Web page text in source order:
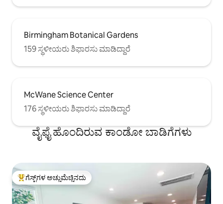
Birmingham Botanical Gardens
159 ಸ್ಥಳೀಯರು ಶಿಫಾರಸು ಮಾಡಿದ್ದಾರೆ
McWane Science Center
176 ಸ್ಥಳೀಯರು ಶಿಫಾರಸು ಮಾಡಿದ್ದಾರೆ
ವೈಫೈ ಹೊಂದಿರುವ ಕಾಂಡೋ ಬಾಡಿಗೆಗಳು
ಗೆಸ್ಟ್‌ಗಳಿಗೆ ಅತಿ ಹೆಚ್ಚು ಅಚ್ಚುಮೆಚ್ಚಿನದು
ಗೆಸ್ಟ್‌ಗಳ ಅಚ್ಚುಮೆಚ್ಚಿನದು